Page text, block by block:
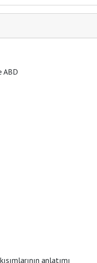
ABD
anlatımı